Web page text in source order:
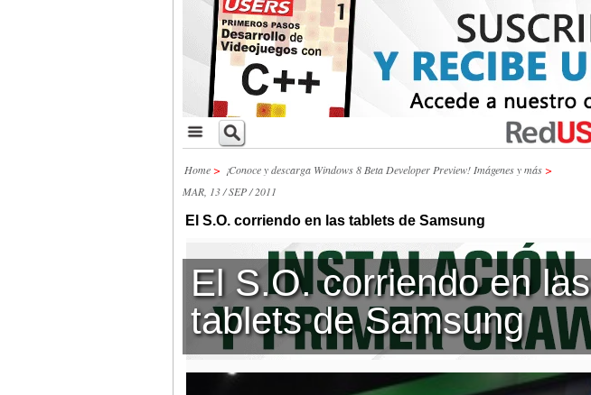
Home> ¡Conoce y descarga Windows 8 Beta Developer Preview! Imágenes y más>
MAR, 13 / SEP / 2011
El S.O. corriendo en las
tablets de Samsung
El S.O. corriendo en las tablets de Samsung